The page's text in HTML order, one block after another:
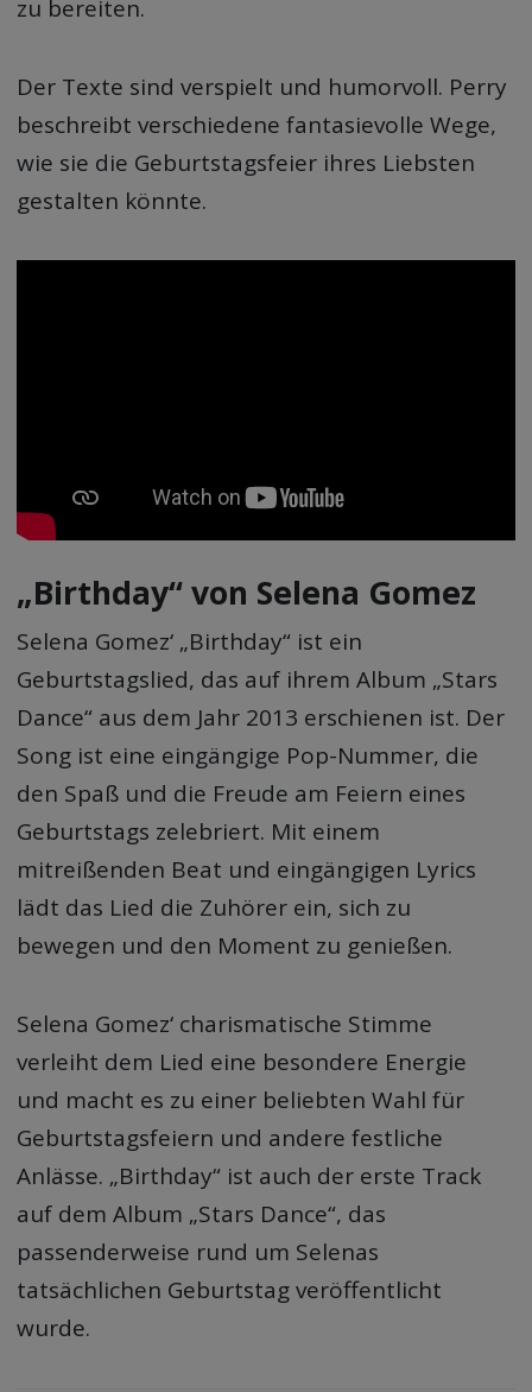
zu bereiten.
Der Texte sind verspielt und humorvoll. Perry
beschreibt verschiedene fantasievolle Wege,
wie sie die Geburtstagsfeier ihres Liebsten
gestalten könnte.
„Birthday“ von Selena Gomez
Selena Gomez‘ „Birthday“ ist ein
Geburtstagslied, das auf ihrem Album „Stars
Dance“ aus dem Jahr 2013 erschienen ist. Der
Song ist eine eingängige Pop-Nummer, die
den Spaß und die Freude am Feiern eines
Geburtstags zelebriert. Mit einem
mitreißenden Beat und eingängigen Lyrics
lädt das Lied die Zuhörer ein, sich zu
bewegen und den Moment zu genießen.
Selena Gomez‘ charismatische Stimme
verleiht dem Lied eine besondere Energie
und macht es zu einer beliebten Wahl für
Geburtstagsfeiern und andere festliche
Anlässe. „Birthday“ ist auch der erste Track
auf dem Album „Stars Dance“, das
passenderweise rund um Selenas
tatsächlichen Geburtstag veröffentlicht
wurde.